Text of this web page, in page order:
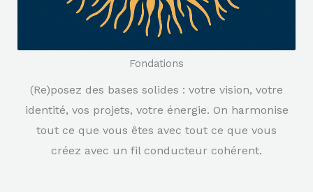
Fondations
(Re)posez des bases solides : votre vision, votre
identité, vos projets, votre énergie. On harmonise
tout ce que vous êtes avec tout ce que vous
créez avec un fil conducteur cohérent.